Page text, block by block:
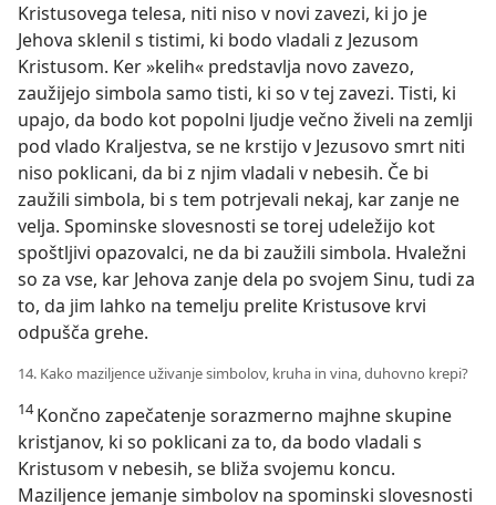
Kristusovega telesa, niti niso v novi zavezi, ki jo je
Jehova sklenil s tistimi, ki bodo vladali z Jezusom
Kristusom. Ker »kelih« predstavlja novo zavezo,
zaužijejo simbola samo tisti, ki so v tej zavezi. Tisti, ki
upajo, da bodo kot popolni ljudje večno živeli na zemlji
pod vlado Kraljestva, se ne krstijo v Jezusovo smrt niti
niso poklicani, da bi z njim vladali v nebesih. Če bi
zaužili simbola, bi s tem potrjevali nekaj, kar zanje ne
velja. Spominske slovesnosti se torej udeležijo kot
spoštljivi opazovalci, ne da bi zaužili simbola. Hvaležni
so za vse, kar Jehova zanje dela po svojem Sinu, tudi za
to, da jim lahko na temelju prelite Kristusove krvi
odpušča grehe.
14. Kako maziljence uživanje simbolov, kruha in vina, duhovno krepi?
14Končno zapečatenje sorazmerno majhne skupine
kristjanov, ki so poklicani za to, da bodo vladali s
Kristusom v nebesih, se bliža svojemu koncu.
Maziljence jemanje simbolov na spominski slovesnosti